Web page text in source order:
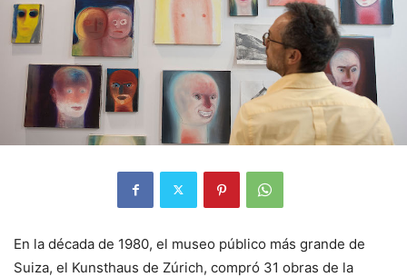
En la década de 1980, el museo público más grande de
Suiza, el Kunsthaus de Zúrich, compró 31 obras de la